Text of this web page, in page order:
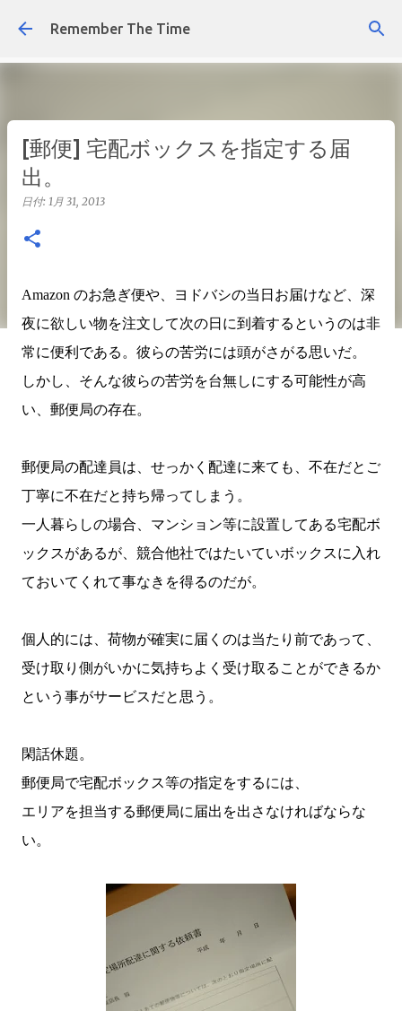
スキップしてメイン コンテンツに移動
Remember The Time
[郵便] 宅配ボックスを指定する届
出。
日付: 1月 31, 2013
Amazon のお急ぎ便や、ヨドバシの当日お届けなど、深
夜に欲しい物を注文して次の日に到着するというのは非
常に便利である。彼らの苦労には頭がさがる思いだ。
しかし、そんな彼らの苦労を台無しにする可能性が高
い、郵便局の存在。
郵便局の配達員は、せっかく配達に来ても、不在だとご
丁寧に不在だと持ち帰ってしまう。
一人暮らしの場合、マンション等に設置してある宅配ボ
ックスがあるが、競合他社ではたいていボックスに入れ
ておいてくれて事なきを得るのだが。
個人的には、荷物が確実に届くのは当たり前であって、
受け取り側がいかに気持ちよく受け取ることができるか
という事がサービスだと思う。
閑話休題。
郵便局で宅配ボックス等の指定をするには、
エリアを担当する郵便局に届出を出さなければならな
い。